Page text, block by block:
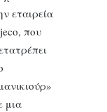
εταιρεία
που
μια